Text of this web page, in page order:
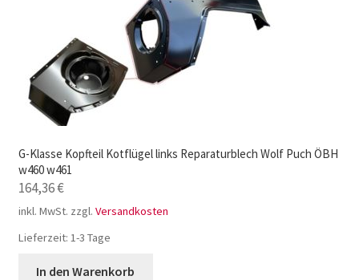
G-Klasse Kopfteil Kotflügel links Reparaturblech Wolf Puch ÖBH
w460 w461
164,36€
inkl. MwSt. zzgl. Versandkosten
Lieferzeit: 1-3 Tage
In den Warenkorb